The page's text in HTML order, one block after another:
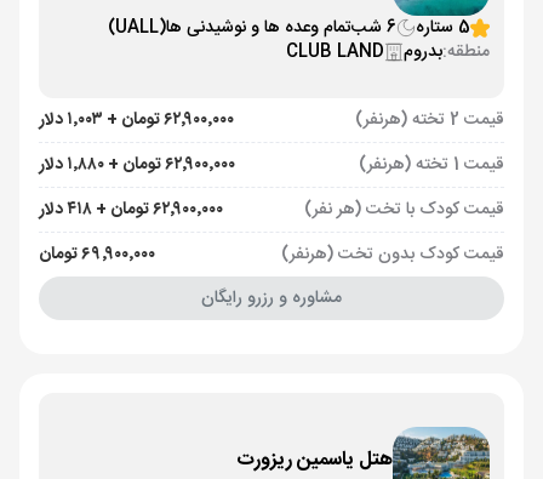
5 ستاره
6 شب تمام وعده ها و نوشیدنی ها(UALL)
منطقه:بدروم CLUB LAND
قیمت 2 تخته (هرنفر)
۶۲٬۹۰۰٬۰۰۰ تومان + ۱٬۰۰۳ دلار
قیمت 1 تخته (هرنفر)
۶۲٬۹۰۰٬۰۰۰ تومان + ۱٬۸۸۰ دلار
قیمت کودک با تخت (هر نفر)
۶۲٬۹۰۰٬۰۰۰ تومان + ۴۱۸ دلار
قیمت کودک بدون تخت (هرنفر)
۶۹٬۹۰۰٬۰۰۰ تومان
مشاوره و رزرو رایگان
هتل یاسمین ریزورت